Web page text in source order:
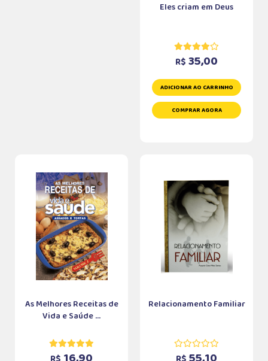
Eles criam em Deus
R$ 35,00
ADICIONAR AO CARRINHO
COMPRAR AGORA
As Melhores Receitas de
Vida e Saúde ...
Relacionamento Familiar